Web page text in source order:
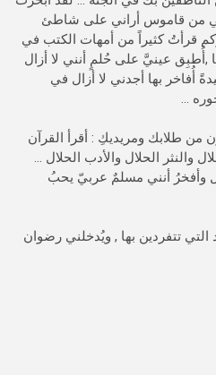
من قاموس أراني على شاطئ
قرأتُ كثيراً من أمهات الكتب في
,أُطبِق عينيَّ على حُلمٍ أنني لا أزال
أُفاخر بها أجدني لا أزال في
…
من طلابك ومريديكِ : أقرأ القرآن
والنثر الحلال والأدب الحلال …
وأفخرُ أنني مسلمٌ عربيّ يحبُ
التي تتفردين بها , ويُدخلني رضوان